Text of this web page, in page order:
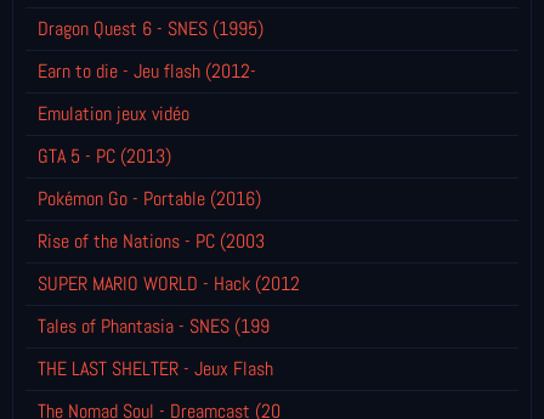
Dragon Quest 6 - SNES (1995)
Earn to die - Jeu flash (2012-
Emulation jeux vidéo
GTA 5 - PC (2013)
Pokémon Go - Portable (2016)
Rise of the Nations - PC (2003
SUPER MARIO WORLD - Hack (2012
Tales of Phantasia - SNES (199
THE LAST SHELTER - Jeux Flash
The Nomad Soul - Dreamcast (20